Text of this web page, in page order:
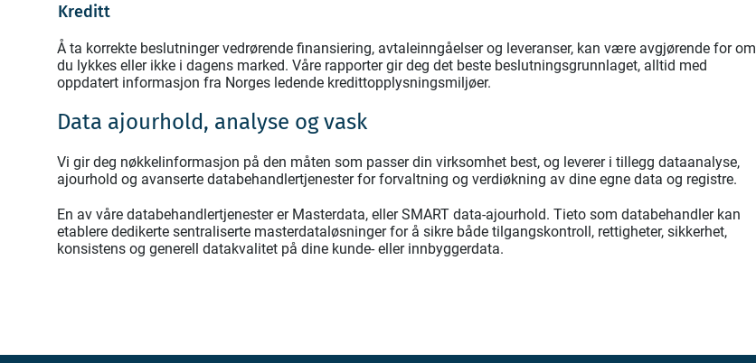
Kreditt
Å ta korrekte beslutninger vedrørende finansiering, avtaleinngåelser og leveranser, kan være avgjørende for om
du lykkes eller ikke i dagens marked. Våre rapporter gir deg det beste beslutningsgrunnlaget, alltid med
oppdatert informasjon fra Norges ledende kredittopplysningsmiljøer.
Data ajourhold, analyse og vask
Vi gir deg nøkkelinformasjon på den måten som passer din virksomhet best, og leverer i tillegg dataanalyse,
ajourhold og avanserte databehandlertjenester for forvaltning og verdiøkning av dine egne data og registre.
En av våre databehandlertjenester er Masterdata, eller SMART data-ajourhold. Tieto som databehandler kan
etablere dedikerte sentraliserte masterdataløsninger for å sikre både tilgangskontroll, rettigheter, sikkerhet,
konsistens og generell datakvalitet på dine kunde- eller innbyggerdata.